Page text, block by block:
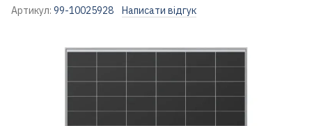
Артикул: 99-10025928 Написати відгук